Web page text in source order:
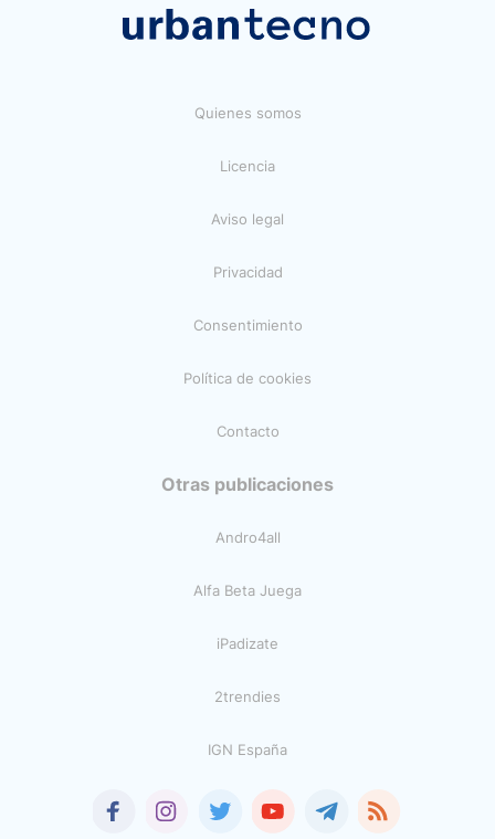
Quienes somos
Licencia
Aviso legal
Privacidad
Consentimiento
Política de cookies
Contacto
Otras publicaciones
Andro4all
Alfa Beta Juega
iPadizate
2trendies
IGN España